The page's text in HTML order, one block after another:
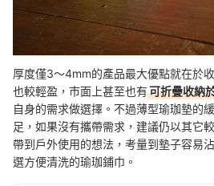
厚度僅3～4mm的產品最大優點就在於
也較輕盈，市面上甚至也有可折疊收納
自身的需求做選擇。不過薄型瑜珈墊的
足，如果沒有攜帶需求，建議仍以其它
帶到戶外使用的想法，考量到墊子容易
選方便清洗的瑜珈鋪巾。